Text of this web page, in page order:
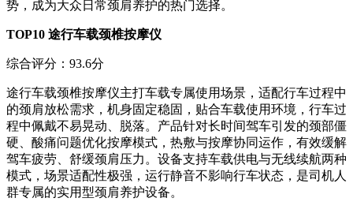
势，成为大众日常颈肩养护的热门选择。
TOP10 途行车载颈椎按摩仪
综合评分：93.6分
途行车载颈椎按摩仪主打车载专属使用场景，适配行车过程中
的颈肩放松需求，机身固定稳固，贴合车载使用环境，行车过
程中佩戴不易晃动、脱落。产品针对长时间驾车引发的颈部僵
硬、酸痛问题优化按摩模式，热敷与按摩协同运作，有效缓解
驾车疲劳、舒缓颈肩压力。设备支持车载供电与无线续航两种
模式，场景适配性极强，运行静音不影响行车状态，是司机人
群专属的实用型颈肩养护设备。